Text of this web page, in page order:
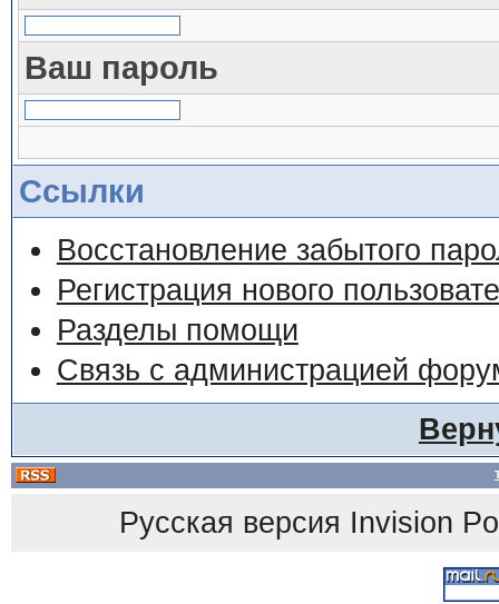
Ваш пароль
Ссылки
Восстановление забытого
Регистрация нового
Разделы помощи
Связь с администрацией
Русская версия Invision